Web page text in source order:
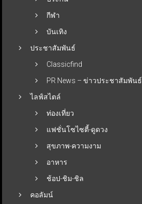
กีฬา
บันเทิง
ประชาสัมพันธ์
Classicfind
PR News – ข่าวประชาสัมพันธ์
ไลฟ์สไตล์
ท่องเที่ยว
แฟชั่นโซไซตี้-ดูดวง
สุขภาพ-ความงาม
อาหาร
ช้อป-ชิม-ชิล
คอลัมน์